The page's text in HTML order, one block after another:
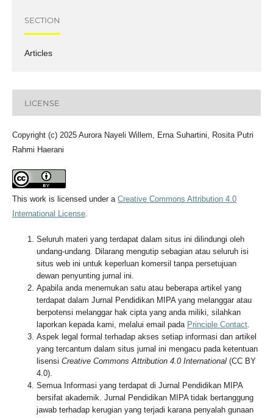
SECTION
Articles
LICENSE
Copyright (c) 2025 Aurora Nayeli Willem, Erna Suhartini, Rosita Putri
Rahmi Haerani
This work is licensed under a Creative Commons Attribution 4.0
International License.
Seluruh materi yang terdapat dalam situs ini dilindungi oleh
undang-undang. Dilarang mengutip sebagian atau seluruh isi
situs web ini untuk keperluan komersil tanpa persetujuan
dewan penyunting jurnal ini.
Apabila anda menemukan satu atau beberapa artikel yang
terdapat dalam Jurnal Pendidikan MIPA yang melanggar atau
berpotensi melanggar hak cipta yang anda miliki, silahkan
laporkan kepada kami, melalui email pada Principle Contact.
Aspek legal formal terhadap akses setiap informasi dan artikel
yang tercantum dalam situs jurnal ini mengacu pada ketentuan
lisensi Creative Commons Attribution 4.0 International(CC BY
4.0).
Semua Informasi yang terdapat di Jurnal Pendidikan MIPA
bersifat akademik. Jurnal Pendidikan MIPA tidak bertanggung
jawab terhadap kerugian yang terjadi karana penyalah gunaan